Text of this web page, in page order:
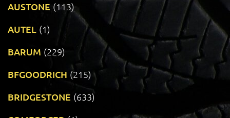
AUSTONE (113)
AUTEL (1)
BARUM (229)
BFGOODRICH (215)
BRIDGESTONE (633)